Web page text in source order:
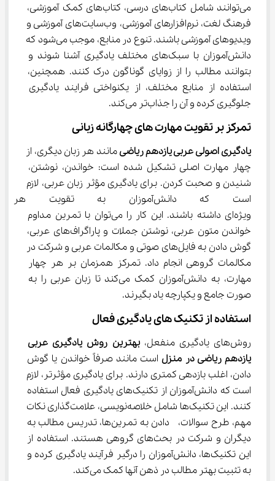
می‌توانند شامل کتاب‌های درسی، کتاب‌های کمک آموزشی،
فرهنگ لغت، نرم‌افزارهای آموزشی، وب‌سایت‌های آموزشی و
ویدیوهای آموزشی باشند. تنوع در منابع، موجب می‌شود که
دانش‌آموزان با سبک‌های مختلف یادگیری آشنا شوند و
بتوانند مطالب را از زوایای گوناگون درک کنند. همچنین،
استفاده از منابع مختلف، از یکنواختی فرایند یادگیری
جلوگیری کرده و آن را جذاب‌تر می‌کند.
تمرکز بر تقویت مهارت ‌های چهارگانه زبانی
یادگیری اصولی عربی یازدهم ریاضی مانند هر زبان دیگری، از
چهار مهارت اصلی تشکیل شده است: خواندن، نوشتن،
شنیدن و صحبت کردن. برای یادگیری مؤثر زبان عربی، لازم
است که دانش‌آموزان به
ویژه‌ای داشته باشند. این کار را می‌توان با تمرین مداوم
خواندن متون عربی، نوشتن جملات و پاراگراف‌های عربی،
گوش دادن به فایل‌های صوتی و مکالمات عربی و شرکت در
مکالمات گروهی انجام داد. تمرکز همزمان بر هر چهار
مهارت، به دانش‌آموزان کمک می‌کند تا زبان عربی را به
صورت جامع و یکپارچه یاد بگیرند.
استفاده از تکنیک ‌های یادگیری فعال
روش‌های یادگیری منفعل،
بهترین روش یادگیری عربی
یازدهم ریاضی در منزل است مانند صرفاً خواندن یا گوش
دادن، اغلب بازدهی کمتری دارند. برای یادگیری مؤثرتر، لازم
است که دانش‌آموزان از تکنیک‌های یادگیری فعال استفاده
کنند. این تکنیک‌ها شامل خلاصه‌نویسی، علامت‌گذاری نکات
مهم، طرح سوالات،  دادن به تمرین‌ها، تدریس مطالب به
دیگران و شرکت در بحث‌های گروهی هستند. استفاده از
این تکنیک‌ها، دانش‌آموزان را درگیر فرآیند یادگیری کرده و
به تثبیت بهتر مطالب در ذهن آنها کمک می‌کند.